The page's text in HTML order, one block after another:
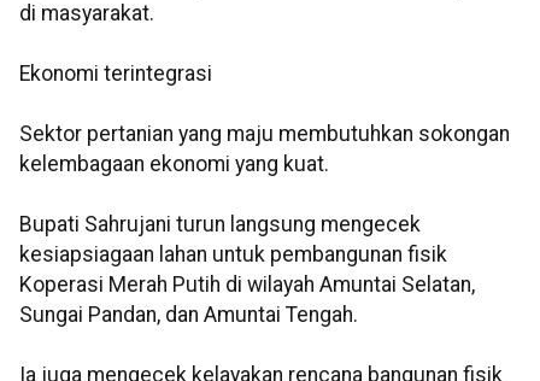
di masyarakat.
Ekonomi terintegrasi
Sektor pertanian yang maju membutuhkan sokongan
kelembagaan ekonomi yang kuat.
Bupati Sahrujani turun langsung mengecek
kesiapsiagaan lahan untuk pembangunan fisik
Koperasi Merah Putih di wilayah Amuntai Selatan,
Sungai Pandan, dan Amuntai Tengah.
Ia juga mengecek kelayakan rencana bangunan fisik